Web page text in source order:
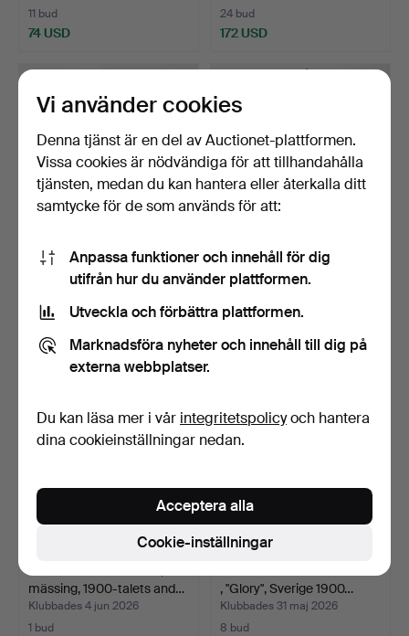
11 bud
74 USD
24 bud
172 USD
ROBERT DUDLEY BEST.
Vägglampa, "Bestlite",…
9 bud
169 USD
PIERRE FORSSELL.
"Pendel", 1 par vägglampe…
37 bud
356 USD
mässing, 1900-talets and…
Klubbades 4 jun 2026
1 bud
, "Glory", Sverige 1900…
Klubbades 31 maj 2026
8 bud
Vi använder cookies
Denna tjänst är en del av Auctionet-plattformen.
Vissa cookies är nödvändiga för att tillhandahålla
tjänsten, medan du kan hantera eller återkalla ditt
samtycke för de som används för att:
Anpassa funktioner och innehåll för dig
utifrån hur du använder plattformen.
Utveckla och förbättra plattformen.
Marknadsföra nyheter och innehåll till dig på
externa webbplatser.
Du kan läsa mer i vår integritetspolicyoch hantera
dina cookieinställningar nedan.
Cookie-inställningar
Acceptera alla